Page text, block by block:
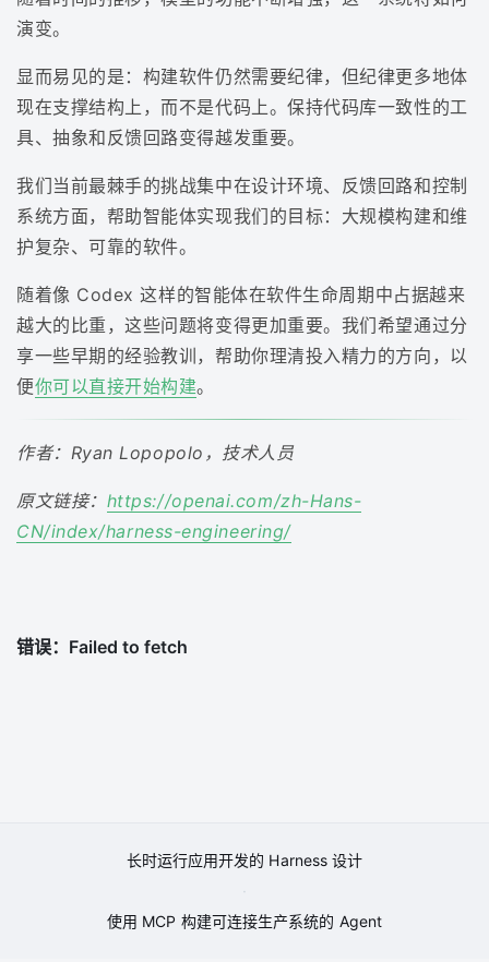
演变。
显而易见的是：构建软件仍然需要纪律，但纪律更多地体
现在支撑结构上，而不是代码上。保持代码库一致性的工
具、抽象和反馈回路变得越发重要。
我们当前最棘手的挑战集中在设计环境、反馈回路和控制
系统方面，帮助智能体实现我们的目标：大规模构建和维
护复杂、可靠的软件。
随着像 Codex 这样的智能体在软件生命周期中占据越来
越大的比重，这些问题将变得更加重要。我们希望通过分
享一些早期的经验教训，帮助你理清投入精力的方向，以
便你可以直接开始构建。
作者：Ryan Lopopolo，技术人员
原文链接： https://openai.com/zh-Hans-
CN/index/harness-engineering/
长时运行应用开发的 Harness 设计
·
使用 MCP 构建可连接生产系统的 Agent